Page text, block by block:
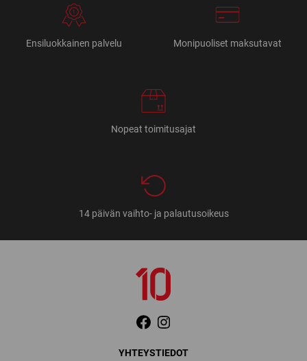
Ensiluokkainen palvelu Monipuoliset maksutavat
Nopeat toimitusajat
14 päivän vaihto- ja palautusoikeus
YHTEYSTIEDOT